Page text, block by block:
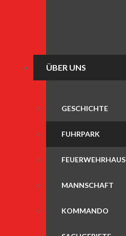
ÜBER UNS
GESCHICHTE
FUHRPARK
FEUERWEHRHAUS
MANNSCHAFT
KOMMANDO